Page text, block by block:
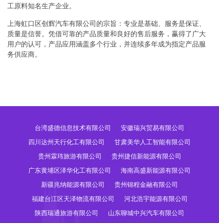
工原料知名生产企业。
上海虹口区创辉汽车有限公司的宗旨：专业是基础、服务是保证、
质量是信誉。凭借可靠的产品质量和良好的售后服务，赢得了广大
用户的认可，产品应用涵盖多个行业，并连续多年成为指定产品服
务供应商。
台湾盛德信息技术有限公司
安徽瑞兴贸易有限公司
四川达州天行化工有限公司
甘肃美华人工智能有限公司
贵州霖玮旅游有限公司
贵州捷信新能源有限公司
广东黄埔区泽华化工有限公司
海南高盛新能源有限公司
新疆兆纳能源有限公司
贵州锦程金融有限公司
福建台江区天泽物流有限公司
河北浩宇能源有限公司
陕西瑞通旅游有限公司
山东聊城中兴汽车有限公司